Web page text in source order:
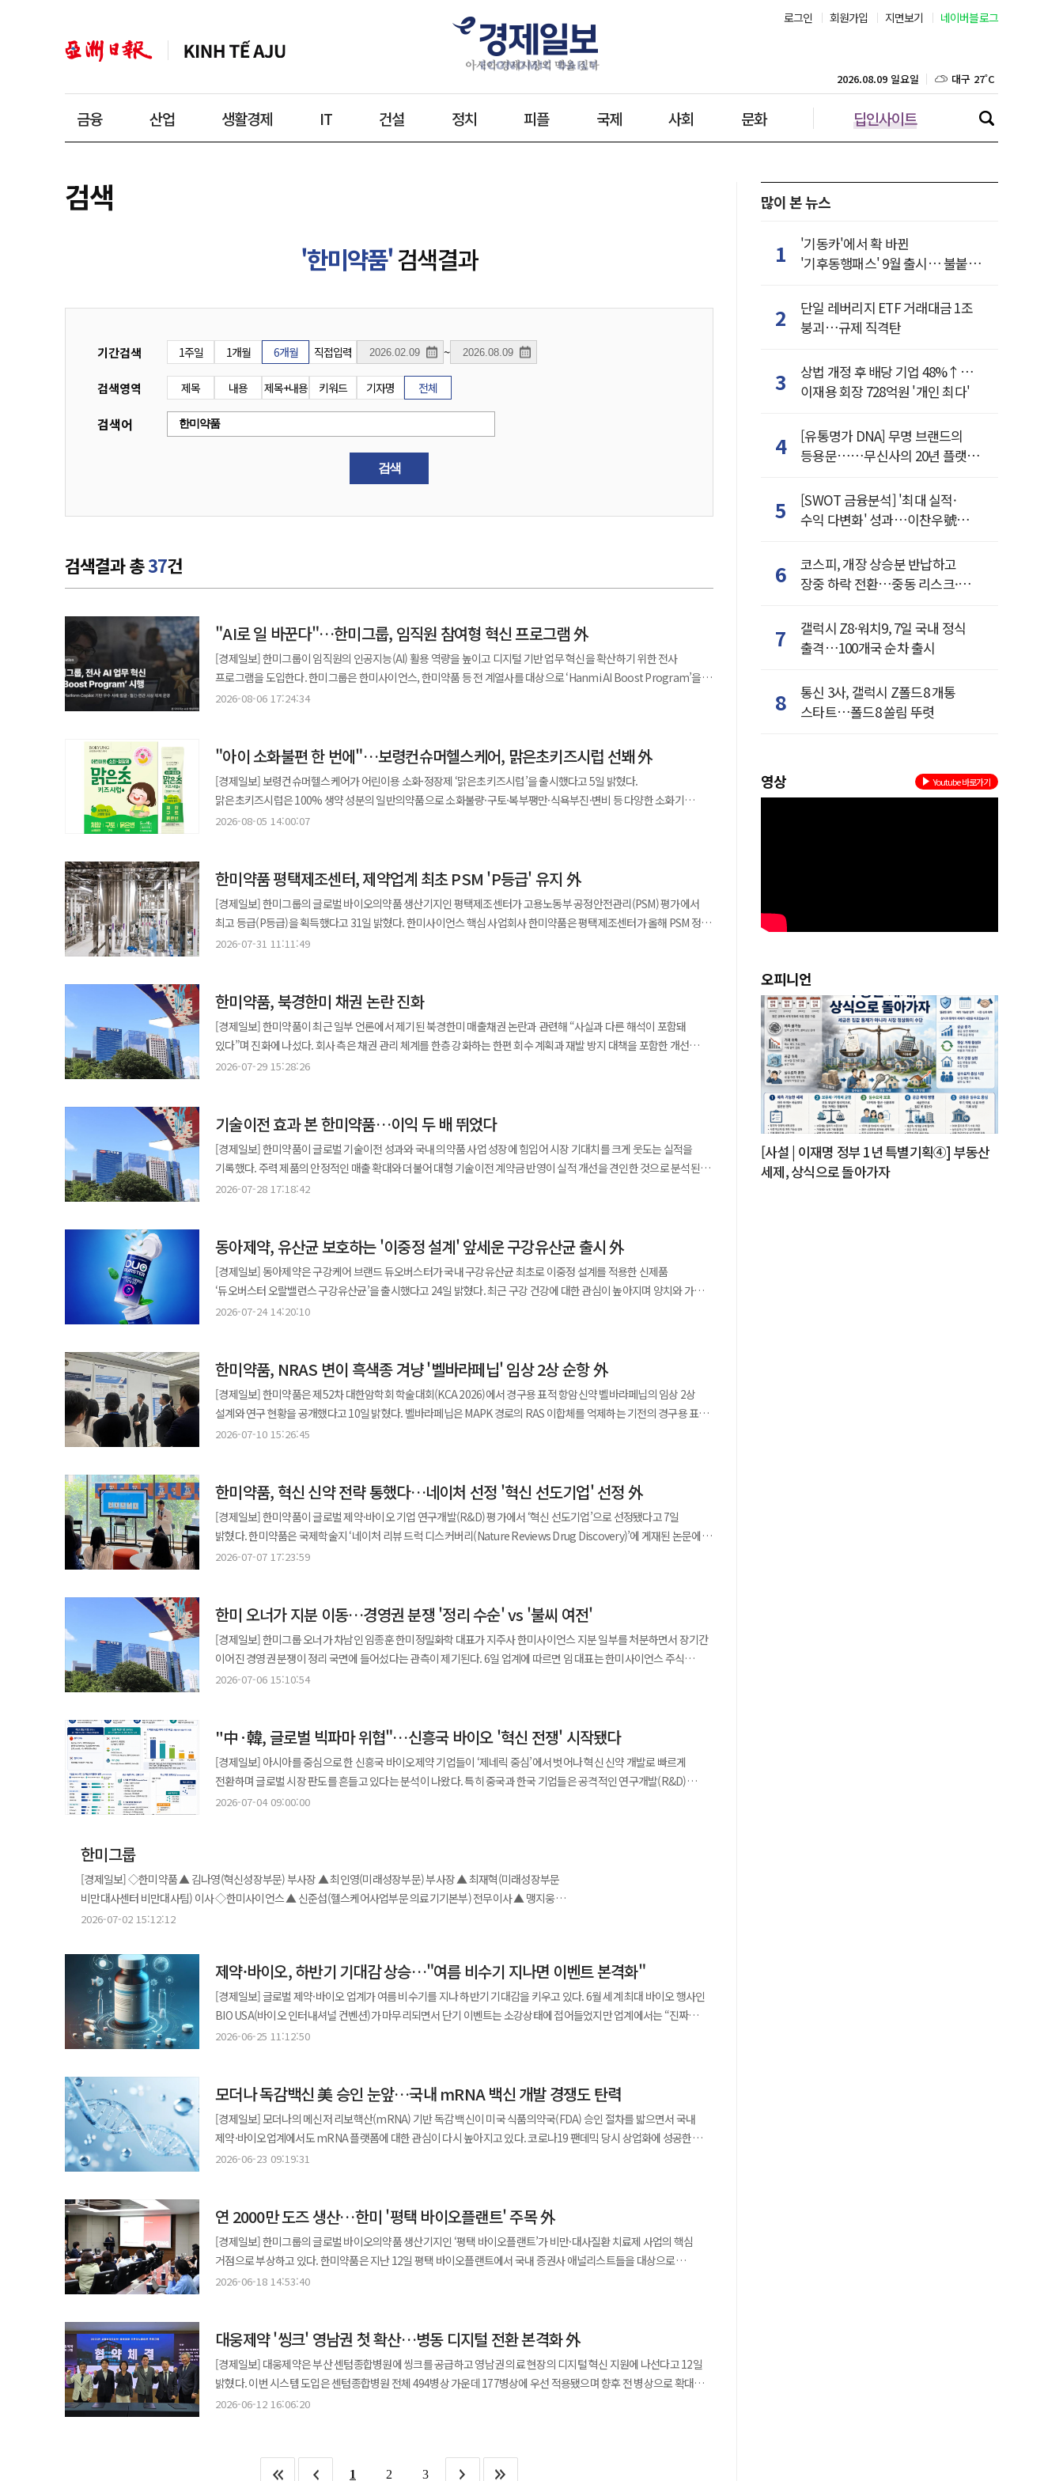
로그인 회원가입 지면보기 네이버블로그
금융 산업 생활경제 IT 건설 정치 피플 국제 사회 문화 딥인사이트
2026.08.09 일요일 대구 27˚C
인천 27˚C
제주 27˚C
검색
'한미약품'검색결과
기간검색 1주일 1개월 6개월 직접입력 ~
검색영역 제목 내용 제목+내용 키워드 기자명 전체
검색어
검색
검색결과 총37건
"AI로 일 바꾼다"…한미그룹, 임직원 참여형 혁신 프로그램 外
[경제일보] 한미그룹이 임직원의 인공지능(AI) 활용 역량을 높이고 디지털 기반 업무 혁신을 확산하기 위한 전사
프로그램을 도입한다. 한미그룹은 한미사이언스, 한미약품 등 전 계열사를 대상으로 ‘Hanmi AI Boost Program’을
시행한다고 6일 밝혔다. 이 프로그램은 AI를 활용한 실제 업무 개선과 성과 창출에 초점을 맞춘 바텀업 방식으로
제공된다. ‘월간 우수상’은 Microsoft Power Platform과 Copilot Studio 등을 활용한 업무 개선 사례를 대상으로
매월 5건을 선정한다. ‘연간 혁신상’은 우수 사례 중 지속성과 확산 효과가 큰 사례를 선정해 시상한다. 한미사이언스는
“AI를 실무에 적용해 성과를 창출하고 이를 조직 자산으로 축적하는 실행 중심 프로그램”이라며 “자발적 참여와 혁신
사례 확산을 통해 AI 기반 업무 문화를 강화하겠다”고 말했다. ◆DXVX, KRNA 플랫폼 다섯 번째 MTA 체결…남미
공공기관 첫 계약 디엑스앤브이엑스가 핵산 안정화 플랫폼 ‘KRNA’를 기반으로 다섯 번째 물질이전계약(MTA)을
상온에서 장기간 핵산을 안정적으로 보관할 수 있는 기술로 mRNA 백신을 비롯해 RNA 치료제, DNA 백신, 유전자
치료제 등 다양한 분야에 적용 가능하다. 해당 기관은 남미 전역에 백신을 공급하는 공공 생산기관으로 코로나19 팬데믹
당시 글로벌 제약사의 백신 생산에도 참여한 바 있다. 현재는 중남미 mRNA 백신 개발의 핵심 거점 역할을 수행하고
있다. 이번 물질 이전 이후 해당 기관은 자체 프로토콜에 따라 안정성 평가를 진행할 예정이며 결과에 따라 라이선스
아웃을 위한 본계약 협상이 이어질 전망이다. 회사 측은 이번 계약을 후속 파트너십과 사업 확장의 계기로 삼겠다는
선택권을 확대하기 위한 것으로 비타민 액제와 정제를 함께 포장한 이중제형 제품이 새롭게 허용됐다. 또 감기약 등
효능군별 신규 유효성분이 추가되고 비타민 C의 1일 최대 함량은 2000mg으로 상향됐다. 정장제의 경우 생균성분 배합
기준을 명확히 했으며 의약품 사용 시 주의사항도 최신 정보로 반영했다. 식약처는 업계 의견과 국내외 사례를 검토해
2026-08-06 17:24:34
"아이 소화불편 한 번에"…보령컨슈머헬스케어, 맑은초키즈시럽 선봬 外
[경제일보] 보령컨슈머헬스케어가 어린이용 소화·정장제 ‘맑은초키즈시럽’을 출시했다고 5일 밝혔다.
맑은초키즈시럽은 100% 생약 성분의 일반의약품으로 소화불량·구토·복부팽만·식욕부진·변비 등 다양한 소화기
증상에 사용할 수 있다. 어린이의 경우 과식이나 찬 음식 섭취로 소화기 불편을 겪기 쉽지만 증상에 맞는 제품 선택이
스틱포 개별 포장으로 휴대성과 복용 편의성을 높였다. 보령컨슈머헬스케어 관계자는 “다양한 소화기 증상에 대응할 수
있도록 개발해 보호자의 선택 부담을 줄인 제품”이라며 “앞으로도 편의성과 활용도를 높인 의약품을 지속 선보일
계획”이라고 말했다. ◆한미사이언스, 아데시 신제품 ‘바쿠치올 크림’ 출시 한미그룹 지주사 한미사이언스가 더마
코스메틱 브랜드 ‘아데시(ADESII)’의 신제품을 출시하며 라인업 확대에 나섰다. 5일 한미사이언스는 ‘블랙 펄 PDRN
네오 세럼’에 이어 두 번째 제품인 프리미엄 안티에이징 크림 ‘베리 펄 바쿠치올 네오 크림’을 선보였다고 밝혔다.
효과를 동시에 강화했다. 특히 바쿠치올은 레티놀과 유사한 효능을 가지면서도 자극이 적어 낮에도 사용 가능한
성분으로 콜라겐 생성과 피부 턴오버 활성화를 돕는다. 인체적용시험을 통해 모공 축소 및 화장 끼임 개선 효과를
확인했으며 저자극 테스트와 민감성 피부 테스트를 통과해 안정성도 확보했다. 지난 5월 론칭한 아데시는 항산화 기반
안티에이징 솔루션을 내세운 프리미엄 더마 코스메틱 브랜드로 한미약품의 연구개발 역량을 바탕으로 시장 공략을
제시해 나가겠다”고 말했다. ◆“저용량 병용요법 공략”…부광약품, 에로젯정 시장 출격 부광약품이 이상지질혈증
저용량 복합제 ‘에로젯정 1/10mg’을 출시하며 순환기 치료제 포트폴리오를 확대했다고 5일 밝혔다. 에로젯정은
피타바스타틴과 에제티미브를 결합한 복합제로 총 콜레스테롤과 LDL-콜레스테롤, 중성지방 등을 낮추고 HDL-
출시로 이상지질혈증 치료 선택지를 확대했다”며 “효과와 안전성을 동시에 고려한 대안으로 시장 경쟁력을 높여
나가겠다”고 말했다. 한편 부광약품은 한국세르비에와 고혈압 및 협심증 치료제 7종에 대한 공동판매 협약을 체결하며
순환기 사업 확장에 속도를 내고 있다.
2026-08-05 14:00:07
​​​​​​​한미약품 평택제조센터, 제약업계 최초 PSM 'P등급' 유지 外
[경제일보] 한미그룹의 글로벌 바이오의약품 생산기지인 평택제조센터가 고용노동부 공정안전관리(PSM) 평가에서
최고 등급(P등급)을 획득했다고 31일 밝혔다. 한미사이언스 핵심 사업회사 한미약품은 평택제조센터가 올해 PSM 정기
평가에서 최고 등급을 받았다. 평택 센터는 2022년에 이어 두 번째로 P등급을 획득하며 제약바이오 업계 최초로 2회
사업장 중 26곳만 해당된다. 평택제조센터는 위험성평가 고도화, 유해요인 선제 발굴, 현장 중심 안전활동, 안전문화
확산 등을 통해 체계적인 안전관리 시스템을 구축해 왔다. 특히 임직원 참여 기반의 예방 중심 활동이 높은 평가를
받았다. 이번 성과로 평택제조센터는 자율안전관리 체계가 안정적으로 정착된 사업장으로 인정받았다. 한미약품은
주요 사업장을 중심으로 환경·보건·안전(EHS) 관리체계를 강화하며 글로벌 수준의 안전경영을 추진하고 있다. 김세권
한미약품 평택제조센터장은 “전 임직원이 안전을 최우선 가치로 실천한 결과”라며 “앞으로도 선제적 위험관리와
강화하고 있다고 31일 밝혔다. 만성 특발성 두드러기 및 알레르기성 천식 치료제 ‘옴리클로’(오말리주맙)는 지난해 말
출시 이후 빠르게 시장을 확대 중이다. 현재 이탈리아 15개 주에서 판매되고 있으며 이 중 7개 지역에서는 유일한
공급사로 주정부와 계약을 체결했다. 토스카나와 에밀리아로마냐 지역에서는 올해 1~5월 누적 판매량이 지난해 전체
오말리주맙 처방량을 넘어섰고 풀리아와 움브리아 지역에서는 연말까지 시장 점유율 80% 이상이 예상된다. 추가 입찰
‘유플라이마’(아달리무맙)와 항암제 ‘베그젤마’(베바시주맙)는 올해 1분기 기준 각각 46%, 66%의 점유율로 현지
1위를 유지하며 안정적인 매출 기반을 이어가고 있다. 이탈리아를 포함한 유럽 전역의 성과는 셀트리온의 2분기 최대
실적 달성에 기여했다. 신규 제품 수주와 공급 확대, 처방 증가가 이어지며 하반기에도 성장세가 지속될 것으로
종합영양수액제 ‘위너프주’의 임상적 유용성을 소개하는 강연을 진행했다고 31일 밝혔다. 이번 강연에서 문을선
올리브내과의원 원장은 ‘클리닉 맞춤형 장염 치료’를 주제로 오메가-3 함유 TPN ‘위너프’의 항염 기전과 급성 장염 환자
대상 수액요법을 설명했다. 문 원장은 설사, 복통, 고열 등을 동반한 염증성 장염 환자 치료에서 단순 증상 억제 방식은
한계가 있다고 지적했다. 대신 ‘위너프페리주 217mL’ 정맥 투여를 통해 손상된 장벽 회복과 ‘염증 해소(Resolution)’를
유도하는 치료 접근을 제시했다. 또 해열소염진통제 사용 시 발생할 수 있는 2차 장벽 손상을 고려해 염증 반응을
자리였다”며 “임상 근거 기반의 차별화된 수액 제품으로 시장을 선도하겠다”고 말했다. 한편 위너프주는 JW생명과학이
개발·생산하고 JW중외제약이 국내 판매하는 종합영양수액제로 오메가-3와 오메가-6 지방산 비율을 최적화한 것이
특징이다. 2013년 출시 이후 국내 시장 1위를 유지하고 있으며 2019년부터 유럽에도 수출되고 있다.
2026-07-31 11:11:49
한미약품, 북경한미 채권 논란 진화
[경제일보] 한미약품이 최근 일부 언론에서 제기된 북경한미 매출채권 논란과 관련해 “사실과 다른 해석이 포함돼
있다”며 진화에 나섰다. 회사 측은 채권 관리 체계를 한층 강화하는 한편 회수 계획과 재발 방지 대책을 포함한 개선
방안을 면밀히 점검하고 있다고 밝혔다. 29일 한미약품은 특히 “3개월 이상 미회수 채권을 곧바로 전액 회수 불능이나
따라 연중 증가했다가 연초 일시적으로 회수되는 패턴을 반복해 왔다. 실제로 전체 매출채권 규모는 2025년 말 약 9억
위안에서 현재 약 6억7000만 위안 수준으로 감소했다. 3개월 초과 연체 채권 역시 2025년 말 약 3억2000만 위안에서
2월 9000만 위안까지 줄었다가 최근 약 4억3000만 위안 수준으로 다시 증가한 상태다. 한미약품은 최근 장기채권 증가
원인을 다각도로 분석하는 동시에 회수 방안 마련에 집중하고 있다. 다만 단순히 ‘3개월 초과’라는 기준만으로 손실
가능성을 확대 해석하는 것은 기업의 실제 재무 상황을 왜곡할 수 있다는 입장이다. 실적 측면에서는 견조한 성장세가
29.3%, 116.9% 증가했다. 별도 기준으로도 매출 4070억원, 영업이익 1287억원을 기록하며 각각 47.3%, 195.8%의
높은 성장률을 보였다. 북경한미의 경우 2분기 매출이 607억원으로 전년 대비 감소했지만 이는 계절적 비수기와 중국의
집중구매제도 확대 등 외부 환경 변화가 복합적으로 작용한 결과라는 분석이다. 회사는 경쟁 품목군 내 점유율 확대와
비대상 품목 육성 신약 개발 가속화를 통해 중장기 성장 기반을 강화한다는 전략이다. 북경한미는 그간 안정적인
현금흐름을 바탕으로 그룹 재무에 꾸준히 기여해 왔다. 2009년 이후 한미약품이 수취한 배당금은 누적 약 1380억원에
여부를 단정할 수 있는 사안이 아니다”라며 “현재의 사업 환경과 채권 현황을 종합적으로 점검해 보다 강화된 관리
체계를 구축하고, 근본적인 개선 방안을 추진해 나갈 것”이라고 말했다. 이어 “비우호적인 외부 환경에도 불구하고
북경한미는 여전히 경쟁력 있는 사업 구조를 유지하고 있다”고 덧붙였다.
2026-07-29 15:28:26
기술이전 효과 본 한미약품…이익 두 배 뛰었다
[경제일보] 한미약품이 글로벌 기술이전 성과와 국내 의약품 사업 성장에 힘입어 시장 기대치를 크게 웃도는 실적을
기록했다. 주력 제품의 안정적인 매출 확대와 더불어 대형 기술이전 계약금 반영이 실적 개선을 견인한 것으로 분석된다.
28일 한미약품은 2026년 2분기 연결 기준 매출 4672억원, 영업이익 1311억원, 순이익 841억원의 잠정 실적을
증가했고 영업이익과 순이익은 각각 1847억원, 1352억원으로 50% 이상 증가했다. 업계에서는 이 같은 흐름이 유지될
경우 연간 기준 사상 최대 매출 경신 가능성이 높다고 보고 있다. 이번 실적 호조는 주력 품목의 꾸준한 성장과 글로벌
제약사와의 협업 확대가 동시에 작용한 결과다. 이상지질혈증 치료 복합신약 ‘로수젯’을 중심으로 한 기존 제품군이
안정적인 매출 기반을 유지한 가운데 공동 판매(Co-promotion) 확대를 통한 외형 성장도 이어졌다. 여기에 글로벌
제약사 일라이 릴리로부터 수령한 소네페글루타이드 기술이전 계약금이 반영되면서 수익성이 크게 개선됐다. 국내
2018년 이후 8년 연속 국내 원외처방 매출 1위를 유지하는 성과로 전문의약품 시장에서의 지배력을 재확인했다는
평가다. 주요 품목별로 보면 2분기 기준 로수젯이 616억원으로 전년 동기 대비 10.1% 성장했고 고혈압 치료제
‘아모잘탄패밀리’는 370억원, 위식도역류질환 치료제 ‘에소메졸패밀리’는 146억원의 매출을 올렸다. 해외 사업에서는
일부 변동 요인도 나타났다. 중국 현지법인 북경한미약품은 2분기 매출 607억원을 기록했으나 계절적 비수기와 중국 내
의약품 집중구매제도 영향이 겹치며 전년 동기 대비 매출과 영업이익이 감소했다. 다만 회사 측은 집중구매 대상이 아닌
동기 대비 4.4% 증가했으며 일본 시장을 중심으로 한 수출 확대와 고수익 위탁개발생산(CDMO) 신규 수주 증가에
힘입어 영업이익은 76.7% 급증했다. 연구개발 투자 역시 확대되고 있다. 한미약품은 2분기 매출의 12.9%에 해당하는
603억원을 R&D에 투입했다. 현재 비만·대사질환, 희귀질환, 항암 분야에서 약 30개에 이르는 혁신 신약 파이프라인을
가동 중이며 신규 모달리티를 접목한 차별화 전략으로 글로벌 경쟁력을 강화하고 있다. 특히 비만 치료제 분야에서
이어지고 있다. 한미약품은 자체 개발 제품 중심의 수익 구조를 강화하는 동시에 글로벌 제약사와의 전략적 파트너십을
확대하며 외형 성장과 내실을 동시에 다지는 전략을 추진하고 있다. 이를 통해 불확실성이 커진 글로벌 제약·바이오
시장 환경 속에서도 안정적인 성장 기반을 구축하겠다는 구상이다. 황상연 한미약품 대표는 “견실한 펀더멘털을
기반으로 제약업의 본질에 충실한 경영을 이어가고 있다”며 “혁신 신약 개발과 미래 성장동력 확보에 전사적 역량을
집중해 지속적인 성장을 이루겠다”고 말했다.
2026-07-28 17:18:42
동아제약, 유산균 보호하는 '이중정 설계' 앞세운 구강유산균 출시 外
[경제일보] 동아제약은 구강케어 브랜드 듀오버스터가 국내 구강유산균 최초로 이중정 설계를 적용한 신제품
‘듀오버스터 오랄밸런스 구강유산균’을 출시했다고 24일 밝혔다. 최근 구강 건강에 대한 관심이 높아지며 양치와 가글을
넘어 구강 케어 제품 수요가 증가하고 있다. 특히 입속 미생물 균형 관리가 구취 개선과 구강 환경 유지에 도움을 준다는
또한 한국인 잇몸에서 분리한 특허 균주 ‘S. salivarius G7’을 함유해 국내 구강 환경에 맞춘 K-구강유산균을 구현했다.
섭취 편의성도 강화했다. 퍼석한 식감과 맛을 개선하고 당류 0g으로 부담을 낮췄으며 11.5mm 소형 정제로 어린이부터
성인까지 쉽게 섭취할 수 있다. 듀오버스터는 ‘민트볼’ 제품으로 출시 1년 만에 누적 판매 100만개를 돌파하며 시장
경쟁력을 입증한 바 있다. 이번 신제품 출시로 ‘듀얼’ 콘셉트를 구강케어 전반으로 확대해 라인업을 강화할 계획이다.
동아제약 관계자는 “이중정 설계를 통해 안전성과 편의성을 동시에 높인 제품”이라며 “일상 속 구강 건강 관리에 도움을
한미약품이 자체 인공지능(AI) 플랫폼을 활용해 단백질 서열 변화에 따른 약리 활성을 예측하고 최적의 후보물질
설계까지 제안하는 신약개발 기술을 확보했다고 24일 밝혔다. 특히 AI로 발굴한 ‘퍼스트 인 클래스’ 후보물질을 임상
단계까지 끌어올린 사례로 주목된다. 한미약품은 AI 플랫폼 ‘HARP-pSAR’를 활용해 체중 감량과 근육 증가를 동시에
구현하는 비만 신약 ‘HM17321(LA-UCN2)’을 도출해 현재 미국 임상 1상을 진행 중이다. 또 펩타이드 기반
마이오스타틴 억제 기전의 근육 증진 치료제 ‘HM500197(LA-MSTN)’도 확보했다. 한미약품은 지난 12~16일 미국
검증과 후보물질 최적화를 거쳐 임상 단계 신약으로 이어졌다는 점에서 주목받았다. HM17321은 근육량 증가와 지방
선택적 감소를 동시에 구현하는 혁신 신약으로 평가되며 기존 GLP-1 계열이 아닌 CRF2 수용체를 표적하는 UCN2
유사체로 설계됐다. HARP-pSAR은 적은 실험 데이터로도 높은 예측 정확도를 구현하는 것이 특징이다. 양자화 기술을
native)’의 대표 사례로 평가하고 있다. 한미약품은 향후 HARP-pSAR을 다양한 표적에 적용 가능한 신약 설계
플랫폼으로 확장할 계획이다. 최인영 미래성장부문장은 “AI가 연구 파트너로서 신약 설계와 개발 효율을 높인
사례”라며 “AI 기반 신약개발 경쟁력을 지속 강화하겠다”고 말했다. ◆코로나19 mRNA 백신 개발 속도…GC녹십자
2상 진입 GC녹십자가 국산 mRNA 코로나19 백신 개발을 위한 임상 2상에 본격 착수한다. 질병관리청
국립보건연구원은 팬데믹 대비 mRNA 백신 개발 지원사업에 참여 중인 GC녹십자가 코로나19 mRNA 백신
모더나의 코로나19 백신이 대표적이다. 변이에 맞춰 유전정보만 교체하면 빠르게 대응할 수 있는 것이 장점이다. 이번
임상 2상 신청은 1상 결과를 바탕으로 식약처 사전 검토를 거쳐 이뤄졌다. GC녹십자는 건강한 성인을 대상으로
2026-07-24 14:20:10
한미약품, NRAS 변이 흑색종 겨냥 '벨바라페닙' 임상 2상 순항 外
[경제일보] 한미약품은 제52차 대한암학회 학술대회(KCA 2026)에서 경구용 표적 항암신약 벨바라페닙의 임상 2상
설계와 연구 현황을 공개했다고 10일 밝혔다. 벨바라페닙은 MAPK 경로의 RAS 이합체를 억제하는 기전의 경구용 표적
항암제다. 흑색종은 재발 위험이 높고 치료 옵션이 제한적인 난치성 암이다. 특히 NRAS 변이 환자는 전이 가능성이 높고
코비메티닙 병용요법의 유효성과 안전성을 평가하는 다기관 단일군 시험으로 진행 중이다. 지난 2월 첫 환자 등록 이후
전국 10개 기관에서 순조롭게 진행되고 있다. 한미약품은 2027년까지 총 45명 환자 등록을 완료하고 결과를 바탕으로
2028년 조건부 허가를 신청할 계획이다. 벨바라페닙은 식품의약품안전처의 혁신제품 제품화지원 프로그램 ‘길잡이’에
선정돼 신속 개발도 지원받고 있다. 이문희 한미약품 임상팀장은 “임상을 통해 유효성과 안전성을 검증해 미충족 수요를
해소하는 치료 옵션을 확보하겠다”며 “환자들에게 새로운 치료 기회가 되길 기대한다”고 말했다. ◆“손 안 닿는 곳도
중요하다. 적절한 치료가 이뤄지지 않으면 만성으로 악화될 수 있다. 신제품은 기존 연고와 달리 스프레이형으로 손이
닿기 어려운 부위에도 간편하게 사용할 수 있는 것이 특징이다. 360도 분사가 가능한 용기를 적용해 사용 편의성을
높였다. 제품에는 테르비나핀, 디펜히드라민, 에녹솔론, 리도카인 등 4중 복합 성분이 함유돼 무좀 원인균 치료와 가려움
완화에 도움을 준다. 일반의약품으로 약국에서 구매 가능하다. 동아제약 관계자는 “무좀은 꾸준한 관리가 중요한
치료제 판매량 1위를 기록했다. ◆대웅제약, AI 내시경 ‘웨이메드 엔도’ 판매…디지털 헬스케어 확대 대웅제약은 의료 AI
기업 웨이센과 AI 내시경 영상 분석 소프트웨어 ‘웨이메드 엔도’ 판매 위탁 계약을 체결하고 디지털 헬스케어 사업 확대에
나선다고 10일 밝혔다. 이번 협력으로 대웅제약은 위식도역류질환 치료제 ‘펙수클루’, 대장 정결제 ‘클린콜’ 등 기존
지정됐으며 현재 국내외 의료기관에서 사용되고 있다. 대웅제약은 이번 협력을 통해 소화기 질환 중심의 디지털
헬스케어 사업을 본격 확대할 방침이다.
2026-07-10 15:26:45
한미약품, 혁신 신약 전략 통했다…네이처 선정 '혁신 선도기업' 선정 外
[경제일보] 한미약품이 글로벌 제약·바이오 기업 연구개발(R&D) 평가에서 ‘혁신 선도기업’으로 선정됐다고 7일
밝혔다. 한미약품은 국제학술지 ‘네이처 리뷰 드럭 디스커버리(Nature Reviews Drug Discovery)’에 게재된 논문에서
아시아·중남미·EEMEA 지역 주요 제약바이오 기업 45곳 중 혁신 선도기업 그룹에 포함됐다. 해당 연구는 2010년부터
분류했으며 한미약품은 혁신 신약 중심 전략과 성과를 인정받아 최상위 그룹에 이름을 올렸다. 특히 한미약품은 매출
대비 약 17% 수준의 R&D 투자에도 불구하고 혁신 신약 파이프라인과 글로벌 기술수출 성과를 바탕으로 높은 연구개발
생산성을 입증했다. 논문은 한미약품을 대사질환과 희귀질환 중심으로 연구개발 체질을 전환한 대표적 혁신 사례로
평가했다. 저자는 “한국과 중국을 중심으로 한 아시아 혁신 제약기업들이 향후 미국과 유럽 기업의 강력한 경쟁자로
부상할 것”이라고 밝혔다. 한미약품은 매년 두 자릿수 비율의 R&D 투자를 이어가며 비만·대사질환, 항암, 희귀질환
생산성과 혁신 전략을 인정받았다는 점에서 의미가 크다”며 “글로벌 경쟁력을 지속 강화하겠다”고 말했다. ◆JW신약,
‘듀크레이 네옵타이드’ 뷰티클래스 개최 JW신약은 뷰티 인플루언서 20여 명을 초청해 모발 케어 화장품 ‘듀크레이
네옵타이드 엑스퍼트’ 뷰티클래스를 개최했다고 7일 밝혔다. 이번 행사는 서울 강남구에서 열렸으며 스트레스와 환경적
요인 등으로 모발 관리에 고민이 있는 2030 여성 소비자들에게 올바른 두피·모발 관리 정보를 제공하기 위해 마련됐다.
행사에는 탈모 치료 전문의들이 참여해 ‘여성 모발 고민의 원인과 예방·관리법’을 주제로 강연을 진행했다. 제품 체험
글로벌 소비자 1676명을 대상으로 한 관찰 연구에서는 사용 후 모발 볼륨, 윤기, 밀도 등 전반적인 개선 만족도가
확인됐다. JW신약은 이번 행사를 시작으로 소비자 접점을 확대하고 제품 체험 중심의 마케팅 활동을 강화할 계획이다.
일본 학회서 ECM 스킨부스터 소개 GC녹십자웰빙은 지난달 28일 도쿄에서 열린 ‘대한미용성형레이저의학회
일본학술대회(ASLS TOKYO 2026)’에 참가해 글로벌 에스테틱 시장 공략에 나섰다고 7일 밝혔다. 이번 학회에는
글로벌 메디컬 에스테틱 기업 30여 곳과 아시아 지역 의료진 및 업계 관계자 500여 명이 참석했다. 회사는 일본 파트너사
니후지(Nifuji)와 공동 부스를 운영하고 ECM 제품 ‘리본느’를 홍보했다. 리본느는 콜라겐 분절 기술을 적용해 균일한
제품 경쟁력을 기반으로 글로벌 미용성형 시장 확대에 속도를 낼 것”이라고 말했다.
2026-07-07 17:23:59
한미 오너가 지분 이동…경영권 분쟁 '정리 수순' vs '불씨 여전'
[경제일보] 한미그룹 오너가 차남인 임종훈 한미정밀화학 대표가 지주사 한미사이언스 지분 일부를 처분하면서 장기간
이어진 경영권 분쟁이 정리 국면에 들어섰다는 관측이 제기된다. 6일 업계에 따르면 임 대표는 한미사이언스 주식
170만9788주를 장외 매도하는 계약을 체결했다. 매각 단가는 주당 4만8000원으로 총 규모는 약 820억원 수준으로
해석이 나온다. 이에 따라 한미사이언스를 둘러싼 지배구조 갈등도 사실상 마무리 단계에 접어들 수 있다는 시각이 적지
않다. 임 대표는 “선대 회장의 경영 철학을 잇기 위한 결정”이라며 “그룹의 장기적 발전과 ‘제약보국’ 가치 실현에
기여하겠다”고 밝혀 오너 일가와의 보조를 맞추겠다는 의지를 내비친 것으로 해석된다. 이번 거래를 반영하면
임성기재단과 가현문화재단을 포함한 오너 일가 지분은 약 31% 수준으로 확대되고 우호 지분까지 더할 경우 40%를
웃도는 구조가 형성될 것으로 보인다. 겉으로는 경쟁 세력 대비 우위를 확보한 구도로 재편되는 양상이라는 평가가
기준으로는 오너 일가 측이 경쟁 세력보다 근소하게 앞서는 것으로 추정되지만 일부 우호 지분 이동에 따라 판세가 바뀔
여지도 남아 있다는 관측이 나온다. 특히 특수관계인 및 방계 지분이 어느 쪽으로 결집하느냐에 따라 균형이 흔들릴
오너 일가가 의결권을 회복할 수 있을지 또 우호 세력 확보 경쟁이 어떻게 전개될지가 중장기 경영권 향방을 가를
요인으로 거론된다. 업게는 결국 이번 지분 이동이 분쟁의 종결을 의미할지, 아니면 잠시 봉합된 국면에 그칠지는
추가적인 지분 재편과 이해관계자 움직임에 달려 있을 것으로 전망했다.
2026-07-06 15:10:54
"中·韓, 글로벌 빅파마 위협"…신흥국 바이오 '혁신 전쟁' 시작됐다
[경제일보] 아시아를 중심으로 한 신흥국 바이오제약 기업들이 ‘제네릭 중심’에서 벗어나 혁신 신약 개발로 빠르게
전환하며 글로벌 시장 판도를 흔들고 있다는 분석이 나왔다. 특히 중국과 한국 기업들은 공격적인 연구개발(R&D)
투자를 바탕으로 미국·유럽 중심의 기존 질서를 위협하는 수준까지 올라섰다는 평가다. 4일 업계에 따르면 최근 국제
분류했다. 분석 결과 높은 R&D 투자와 혁신 신약 중심 포트폴리오를 갖춘 ‘혁신 선도기업’에는 중국의 BeOne, CSPC,
헝루이(Hengrui), 헨리우스(Henlius), 이노벤트(Innovent), 준시(Junshi), 시노 바이오(Sino Bio)와 함께 한국의
끌어올린 반면 인도 기업들은 중간 수준 투자로 점진적 변화를 이어갔다. 반면 라틴아메리카와 EEMEA 지역 기업들은
여전히 제네릭 의약품 중심 구조에 머물러 혁신 투자 확대가 미흡한 것으로 나타났다. 대표적인 성공 사례로는 중국의
CSPC와 헝루이가 꼽힌다. 두 기업은 2010년대 초반까지 제네릭 중심 사업 구조였지만 이후 연구개발 투자를 혁신
유한양행 역시 과거 5% 미만이던 R&D 비중을 최근 12% 수준까지 끌어올리며 항암제 중심 혁신 전략을 강화했다.
SK바이오팜은 중추신경계(CNS) 치료제 개발에 집중하며 글로벌 시장에서 존재감을 확대하고 있다. 인도 기업들은
‘신흥 혁신기업’으로의 전환 단계에 있다. 바이오콘은 항암 바이오의약품 중심으로 포트폴리오를 재편했고
닥터레디스는 제네릭 중심 구조에서 혁신·복합의약품으로 확장했다. 글렌마크 역시 혁신 파이프라인 비중을 10%
미만에서 50% 수준까지 끌어올리며 체질 개선에 나섰다. 연구진은 혁신 전환의 핵심 전략으로 ‘집중과 전문성’을
글렌마크는 면역피부과에 집중하며 경쟁력을 확보했다. 기술 측면에서도 항체-약물접합체(ADC), 호르몬, 주사제,
바이오의약품 등 특정 플랫폼에 대한 전문성이 혁신 성과로 이어졌다. 논문 저자들은 “아시아, 특히 중국과 한국의 혁신
선도기업들은 글로벌 빅파마를 위협할 준비가 돼 있다”고 평가했다. 이어 “인도와 동유럽 기업들도 포트폴리오 전환을
통해 향후 혁신 리더로 부상할 가능성이 크다”고 전망했다. 업계에서는 이번 분석이 글로벌 바이오 산업의 ‘세대 교체’를
2026-07-04 09:00:00
한미그룹
[경제일보] ◇한미약품 ▲ 김나영(혁신성장부문) 부사장 ▲ 최인영(미래성장부문) 부사장 ▲ 최재혁(미래성장부문
비만대사센터 비만대사팀) 이사 ◇한미사이언스 ▲ 신준섭(헬스케어사업부문 의료기기본부) 전무이사 ▲ 맹지웅
(Innovation본부 L&amp;D전략팀) 상무이사 ▲ 이준원(헬스케어사업부문 의료기기본부 의료기기기획팀) 상무보
2026-07-02 15:12:12
제약·바이오, 하반기 기대감 상승…"여름 비수기 지나면 이벤트 본격화"
[경제일보] 글로벌 제약·바이오 업계가 여름 비수기를 지나 하반기 기대감을 키우고 있다. 6월 세계 최대 바이오 행사인
BIO USA(바이오 인터내셔널 컨벤션)가 마무리되면서 단기 이벤트는 소강상태에 접어들었지만 업계에서는 “진짜
승부는 하반기”라는 분위기가 감지된다. 25일 업계에 따르면 BIO USA 이후 기업들은 행사에서 논의된 파트너십과
이 때문에 투자자들 사이에서는 뚜렷한 모멘텀 없이 기대감으로 시장을 버텨야 하는 구간이라는 인식이 확산되고 있다.
이 같은 공백기 속에서 시장의 시선은 개별 기업 이벤트로 이동하고 있다. 대표적으로 7월 예정된 R&D 데이가 핵심
변수로 떠오른다. 리가켐바이오와 올릭스는 연구개발 성과와 파이프라인 전략을 공개하는 R&D 데이를 준비 중이다.
한미약품 역시 8월 개최 가능성이 거론됐으나 일정은 아직 확정되지 않았다. R&D 데이는 단순한 기업 설명회를 넘어
향후 기술이전 가능성과 임상 전략을 가늠할 수 있는 자리로 평가된다. 이벤트가 제한적인 시기에는 이러한 발표가
9월 세계폐암학회(WCLC)와 유럽당뇨병학회(EASD)를 시작으로 글로벌 이벤트가 이어진다. 다만 최근 시장 분위기는
다소 신중하다. 폐암과 비만 치료제 분야에 대한 기대감이 지난해만큼 강하지 않기 때문이다. 이에 따라 시장의 초점은
자연스럽게 10월 유럽종양학회(ESMO)로 이동하고 있다. 특히 ESMO의 핵심 변수인 ‘Late-breaking abstract(늦은
임상 발표)’ 일정이 투자자들의 관심을 끌고 있다. 9월 초 제출 마감 이후 중순 사전 통보 결과에 따라 관련 기업 주가가
본격적으로 움직일 가능성이 높다는 분석이다. 업계에서는 현재 구간을 단순한 비수기가 아닌 ‘준비의 시간’으로
수 있는 기업을 선별하는 전략이 요구되는 시점이다. 김선아 하나증권 연구원은 “여름은 조용하지만 이 시기에 어떤
기업이 준비를 잘했는지가 하반기 주가를 결정한다”며 “결국 승부는 9월 이후에 판가름 날 것”이라고 말했다.
2026-06-25 11:12:50
모더나 독감백신 美 승인 눈앞…국내 mRNA 백신 개발 경쟁도 탄력
[경제일보] 모더나의 메신저 리보핵산(mRNA) 기반 독감 백신이 미국 식품의약국(FDA) 승인 절차를 밟으면서 국내
제약·바이오업계에서도 mRNA 플랫폼에 대한 관심이 다시 높아지고 있다. 코로나19 팬데믹 당시 상업화에 성공한
mRNA 기술이 독감 등 계절성 감염병으로 적용 범위를 넓힐 수 있을지 주목된다. 23일 업계에 따르면 FDA 자문기구는
코로나19를 넘어 독감 백신으로 확장되는 첫 사례 중 하나가 될 전망이다. 국내 기업들도 중장기 관점에서 mRNA 기술
확보에 나서고 있다. 에스티팜은 mRNA 원료의약품 생산과 전달체(LNP) 기술을 포함한 플랫폼 구축에 집중하며
CDMO 사업 확대를 추진 중이다. 글로벌 제약사의 mRNA 수요 증가에 대응하기 위한 생산 기반 강화 전략으로
해석된다. GC녹십자는 정부 주도의 mRNA 백신 개발 사업에 참여하며 관련 기술 축적을 시도하고 있다. 기존 백신 사업
경험을 바탕으로 향후 mRNA 기술과의 접목 가능성을 모색하는 단계다. 한미약품, 종근당, 대웅제약 등 주요
평가된다. 일부 기업은 외부 협력이나 오픈이노베이션을 통해 기술 확보 가능성을 타진하고 있으며 구체적인 임상 단계
파이프라인은 제한적인 상황이다. 이처럼 국내 업계의 접근은 아직 ‘플랫폼 확보’와 ‘기술 검증’에 초점이 맞춰져 있다.
코로나19 백신을 통해 mRNA의 가능성은 입증됐지만 독감·RSV·암 백신 등으로의 확장은 추가적인 임상 데이터와
상업성 검증이 필요한 단계다. mRNA 기술의 장점은 개발 속도와 유연성이다. 유전정보만 변경하면 새로운 백신 설계가
가능해 팬데믹 대응에 유리하다. 반면 높은 생산 비용과 보관·유통 조건, 장기 안전성 데이터 축적 등은 여전히 해결
‘범용 플랫폼’으로 자리 잡을 수 있을지를 판단하는 시험대가 될 전망이다.
2026-06-23 09:19:31
연 2000만 도즈 생산…한미 '평택 바이오플랜트' 주목 外
[경제일보] 한미그룹의 글로벌 바이오의약품 생산기지인 ‘평택 바이오플랜트’가 비만·대사질환 치료제 사업의 핵심
거점으로 부상하고 있다. 한미약품은 지난 12일 평택 바이오플랜트에서 국내 증권사 애널리스트들을 대상으로
기업설명회(IR)를 열고 바이오의약품 생산 역량과 글로벌 공급 체계를 공개했다고 18일 밝혔다. 설명회에는 주요
현재 이곳에서는 호중구감소증 치료제 ‘롤론티스(미국명 롤베돈)’와 비만·대사질환 치료제 ‘에페글레나타이드’ 등 주요
바이오 신약의 생산이 이뤄지고 있다. 롤베돈은 2022년 미국 출시 이후 꾸준한 매출 성장세를 이어가고 있으며 중동 등
글로벌 시장 진출도 확대되고 있다. 에페글레나타이드는 하반기 출시를 앞두고 있으며 멕시코를 비롯한 해외 시장
진출도 추진 중이다. 김세권 한미약품 평택제조센터장은 “평택 바이오플랜트는 대형 첨단 제조설비(최대 2만5000L
규모 미생물 배양기)와 이를 운영할 수 있는 전문 인력 및 시스템을 갖춘 생산기지로 연구개발과 생산이 유기적으로
대원제약 ‘꿀잠샷’ 라임껍질 추출물로 승부…식약처·FDA 이어 글로벌 수상 대원제약이 수면 건강기능식품 ‘꿀잠샷’의
2026-06-18 14:53:40
대웅제약 '씽크' 영남권 첫 확산…병동 디지털 전환 본격화 外
[경제일보] 대웅제약은 부산 센텀종합병원에 씽크를 공급하고 영남권 의료 현장의 디지털 혁신 지원에 나선다고 12일
밝혔다. 이번 시스템 도입은 센텀종합병원 전체 494병상 가운데 177병상에 우선 적용됐으며 향후 전 병상으로 확대
운영될 예정이다. 병원 측은 이를 통해 입원 환자의 안전사고를 사전에 방지하고 의료진 업무 효율을 높이는 ‘스마트
의료진에게 알람을 전달해 신속한 대응을 가능하게 한다. 특히 고령 환자나 중증 환자에게 위험도가 높은 낙상 사고를
실시간으로 감지하는 기능이 적용돼 의료진이 병실을 비운 상황에서도 24시간 환자 상태를 관리할 수 있다는 점이
2026-06-12 16:06:20
1 2 3
많이 본 뉴스
1
'기동카'에서 확 바뀐
'기후동행패스' 9월 출시… 불붙은
2
단일 레버리지 ETF 거래대금 1조
붕괴…규제 직격탄
3
상법 개정 후 배당 기업 48%↑…
이재용 회장 728억원 '개인 최다'
4
[유통명가 DNA] 무명 브랜드의
등용문……무신사의 20년 플랫폼
5
[SWOT 금융분석] '최대 실적·
수익 다변화' 성과…이찬우號
6
코스피, 개장 상승분 반납하고
장중 하락 전환…중동 리스크·美
7
갤럭시 Z8·워치9, 7일 국내 정식
출격…100개국 순차 출시
8
통신 3사, 갤럭시 Z폴드8 개통
스타트…폴드8 쏠림 뚜렷
영상 Youtube 바로가기
오피니언
[사설 | 이재명 정부 1년 특별기획④] 부동산
세제, 상식으로 돌아가자